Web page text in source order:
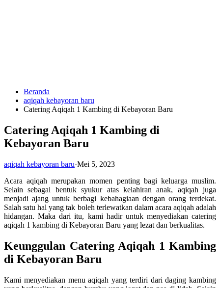
HUBUNGI
KAMI
0823
1246
6713
Beranda
aqiqah kebayoran baru
Catering Aqiqah 1 Kambing di Kebayoran Baru
Catering Aqiqah 1 Kambing di
Kebayoran Baru
aqiqah kebayoran baru·Mei 5, 2023
Acara aqiqah merupakan momen penting bagi keluarga muslim.
Selain sebagai bentuk syukur atas kelahiran anak, aqiqah juga
menjadi ajang untuk berbagi kebahagiaan dengan orang terdekat.
Salah satu hal yang tak boleh terlewatkan dalam acara aqiqah adalah
hidangan. Maka dari itu, kami hadir untuk menyediakan catering
aqiqah 1 kambing di Kebayoran Baru yang lezat dan berkualitas.
Keunggulan Catering Aqiqah 1 Kambing
di Kebayoran Baru
Kami menyediakan menu aqiqah yang terdiri dari daging kambing